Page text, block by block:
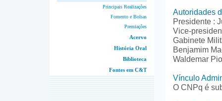
Principais Realizações
Fomento e Bolsas
Premiações
Acervo
História Oral
Biblioteca
Fontes em C&T
Autoridades
Presidente :
Vice-
Gabinete
Benjamim
Waldemar
Vínculo
O CNPq é